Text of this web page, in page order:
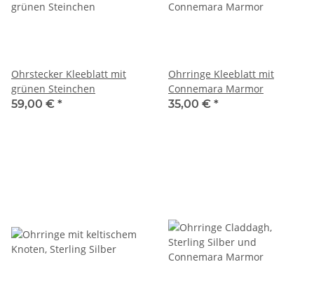
Ohrstecker Kleeblatt mit
grünen Steinchen
59,00 € *
Ohrringe Kleeblatt mit
Connemara Marmor
35,00 € *